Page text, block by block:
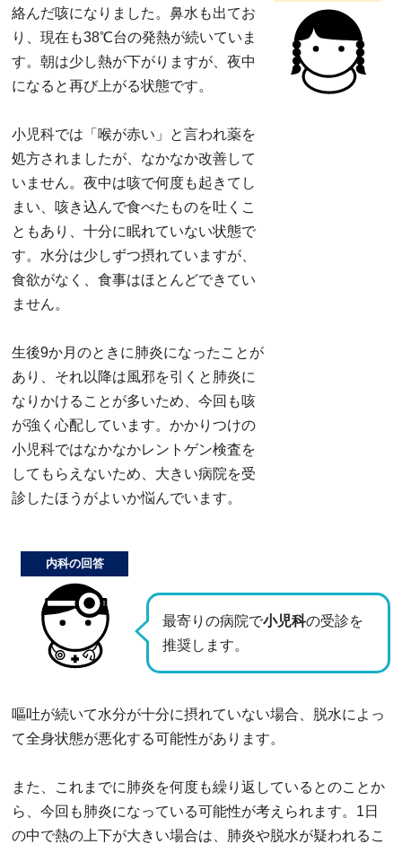
絡んだ咳になりました。鼻水も出てお
り、現在も38℃台の発熱が続いていま
す。朝は少し熱が下がりますが、夜中
になると再び上がる状態です。
小児科では「喉が赤い」と言われ薬を
処方されましたが、なかなか改善して
いません。夜中は咳で何度も起きてし
まい、咳き込んで食べたものを吐くこ
ともあり、十分に眠れていない状態で
す。水分は少しずつ摂れていますが、
食欲がなく、食事はほとんどできてい
ません。
生後9か月のときに肺炎になったことが
あり、それ以降は風邪を引くと肺炎に
なりかけることが多いため、今回も咳
が強く心配しています。かかりつけの
小児科ではなかなかレントゲン検査を
してもらえないため、大きい病院を受
診したほうがよいか悩んでいます。
最寄りの病院で小児科の受診を
推奨します。
内科の回答
嘔吐が続いて水分が十分に摂れていない場合、脱水によっ
て全身状態が悪化する可能性があります。
また、これまでに肺炎を何度も繰り返しているとのことか
ら、今回も肺炎になっている可能性が考えられます。1日
の中で熱の上下が大きい場合は、肺炎や脱水が疑われるこ